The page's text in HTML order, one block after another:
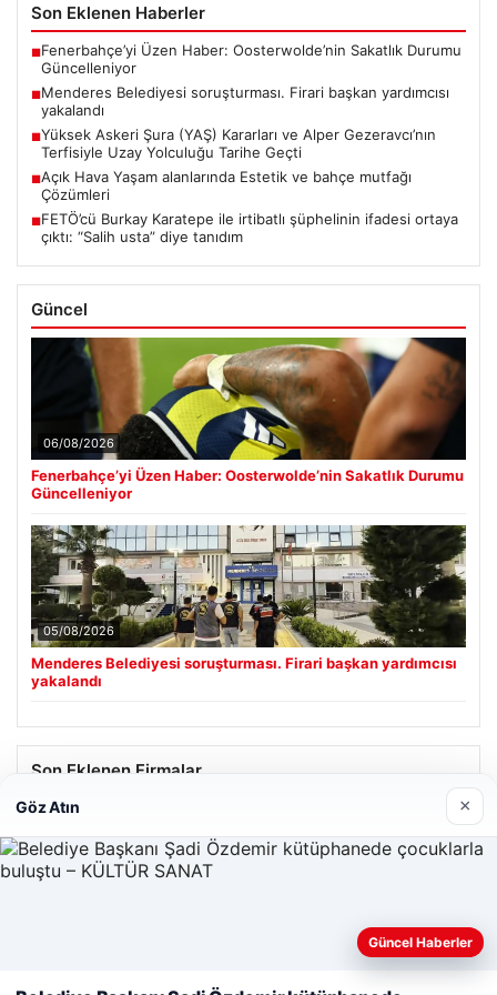
Son Eklenen Haberler
■Fenerbahçe’yi Üzen Haber: Oosterwolde’nin Sakatlık Durumu
Güncelleniyor
■Menderes Belediyesi soruşturması. Firari başkan yardımcısı
yakalandı
■Yüksek Askeri Şura (YAŞ) Kararları ve Alper Gezeravcı’nın
Terfisiyle Uzay Yolculuğu Tarihe Geçti
■Açık Hava Yaşam alanlarında Estetik ve bahçe mutfağı
Çözümleri
■FETÖ’cü Burkay Karatepe ile irtibatlı şüphelinin ifadesi ortaya
çıktı: “Salih usta” diye tanıdım
Güncel
06/08/2026
Fenerbahçe’yi Üzen Haber: Oosterwolde’nin Sakatlık Durumu
Güncelleniyor
05/08/2026
Menderes Belediyesi soruşturması. Firari başkan yardımcısı
yakalandı
Son Eklenen Firmalar
Web sitemizi nasıl kullandığınızı daha iyi anlayabilmek,
Göz Atın ×
Güncel Haberler